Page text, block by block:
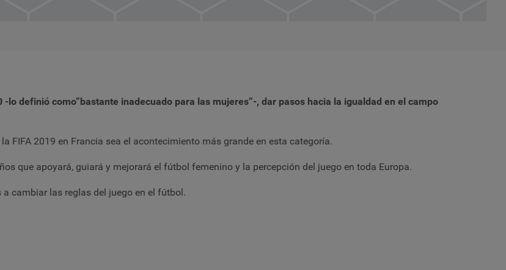
definió como”bastante inadecuado para las mujeres”-, dar pasos hacia la igualdad en el campo
FIFA 2019 en Francia sea el acontecimiento más grande en esta categoría.
que apoyará, guiará y mejorará el fútbol femenino y la percepción del juego en toda Europa.
cambiar las reglas del juego en el fútbol.